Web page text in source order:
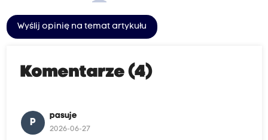
Wyślij opinię na temat artykułu
Komentarze (4)
P
pasuje
2026-06-27